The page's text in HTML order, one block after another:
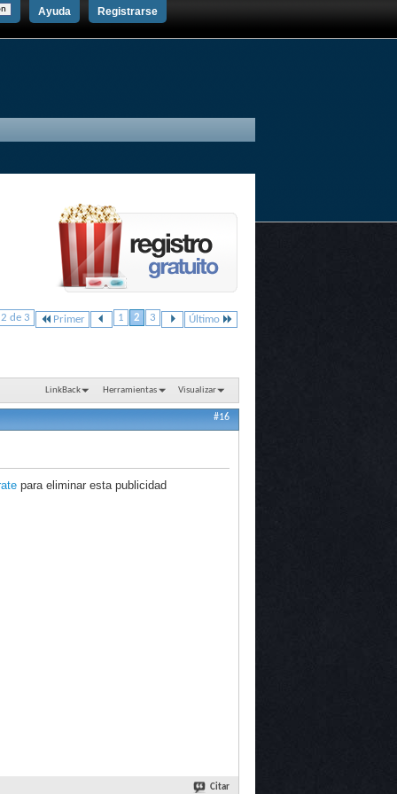
Registrarse
Ayuda
de 3 Primer 1 2 3 Último
LinkBack Herramientas Visualizar
#16
para eliminar esta publicidad
Citar